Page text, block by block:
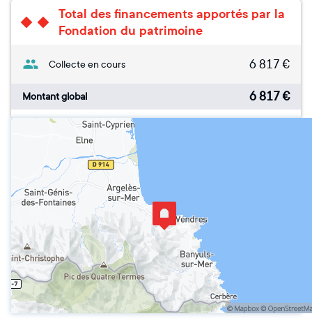
Total des financements apportés par la
Fondation du patrimoine
Collecte en cours 6 817 €
Montant global 6 817€